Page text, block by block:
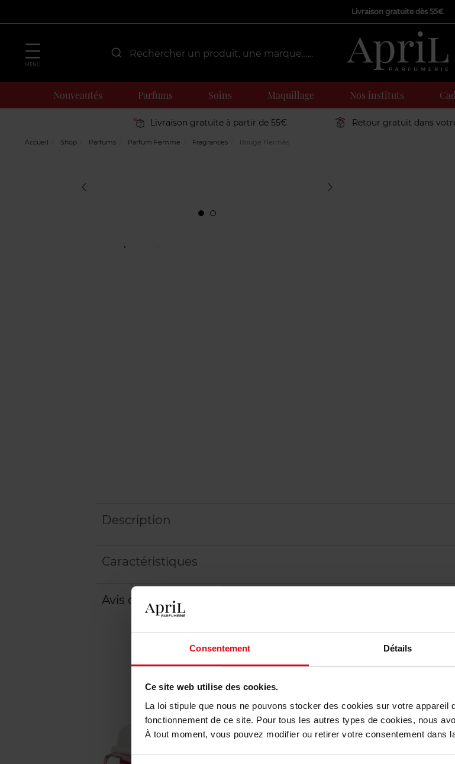
Consentement Détails
Ce site web utilise des cookies.
La loi stipule que nous ne pouvons stocker des cookies sur votre appareil
fonctionnement de ce site. Pour tous les autres types de cookies, nous
À tout moment, vous pouvez modifier ou retirer votre consentement dans
Livraison gratuite dès 55€
MENU
Nouveautés Parfums Soins Maquillage Nos instituts
Livraison gratuite à partir de 55€ Retour gratuit dans
Accueil Shop Parfums Parfum Femme Fragrances Rouge Hermès
Description
Caractéristiques
Avis client Politique relative aux avis des clients
Vous aimerez